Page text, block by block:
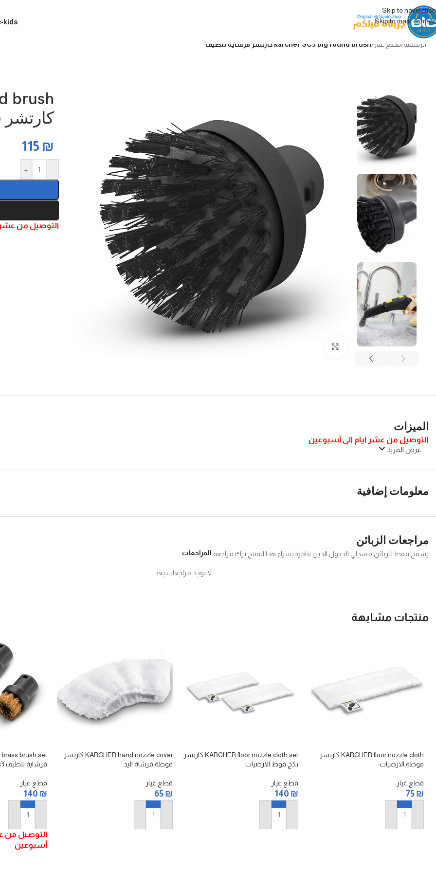
Skip to navigation
Skip to main content
kids
الرئيسية/قطع غيار /karcher SC3 big round brush كارتشر فرشاية تنظيف
brush
115 ₪
-
+
التوصيل من عشر
الميزات
التوصيل من عشر ايام الى أسبوعين
عرض المزيد
معلومات إضافية
مراجعات الزبائن
المراجعات
لا توجد مراجعات بعد.
يسمح فقط للزبائن مسجلي الدخول الذين قاموا بشراء هذا المنتج ترك مراجعة.
منتجات مشابهة
KARCHER floor nozzle cloth كارتشر
فوطة الارضيات
قطع غيار
75 ₪
إضافة إلى السلة
KARCHER floor nozzle cloth set كارتشر
بكج فوط الارضيات
قطع غيار
140 ₪
إضافة إلى السلة
KARCHER hand nozzle cover كارتشر
فوطة فرشاة اليد
قطع غيار
65 ₪
إضافة إلى السلة
فرشاية تنظيف sc3
قطع غيار
140 ₪
إضافة إلى السلة
التوصيل من
أسبوعين